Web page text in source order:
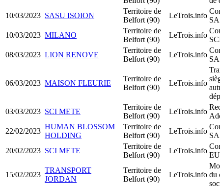
10/03/2023 SASU ISOION
Territoire de
Belfort (90)
LeTrois.info
10/03/2023 MILANO
Territoire de
Belfort (90)
LeTrois.info
08/03/2023 LION RENOVE
Territoire de
Belfort (90)
LeTrois.info
06/03/2023 MAISON FLEURIE
Territoire de
Belfort (90)
LeTrois.info
03/03/2023 SCI METE
Territoire de
Belfort (90)
LeTrois.info
22/02/2023
HUMAN BLOSSOM
HOLDING
Territoire de
Belfort (90)
LeTrois.info
20/02/2023 SCI METE
Territoire de
Belfort (90)
LeTrois.info
15/02/2023
TRANSPORT
JORDAN
Territoire de
Belfort (90)
LeTrois.info du